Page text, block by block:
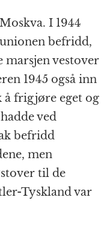
I 1944
befridd,
vestover
1945 også inn
å frigjøre eget og
ved
befridd
men
til de
Tyskland var